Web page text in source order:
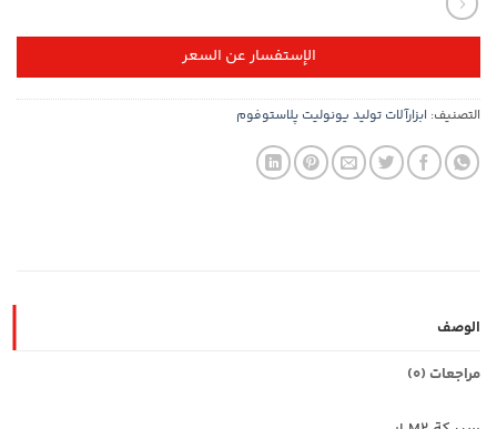
الإستفسار عن السعر
التصنيف: ابزارآلات تولید یونولیت پلاستوفوم
الوصف
مراجعات (0)